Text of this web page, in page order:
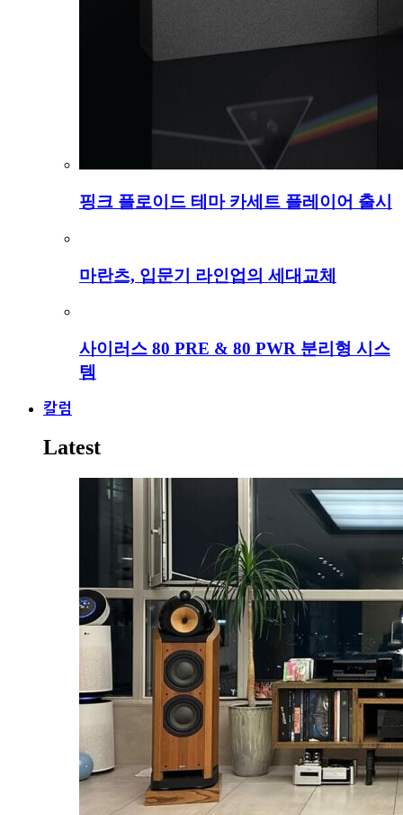
핑크 플로이드 테마 카세트 플레이어 출시
마란츠, 입문기 라인업의 세대교체
사이러스 80 PRE & 80 PWR 분리형 시스
템
칼럼
Latest